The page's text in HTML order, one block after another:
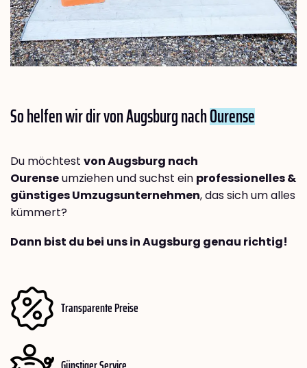
So helfen wir dir von Augsburg nachOurense
Du möchtest von Augsburg nach
Ourenseumziehen und suchst ein professionelles &
günstiges Umzugsunternehmen, das sich um alles
kümmert?
Dann bist du bei uns in Augsburg genau richtig!
Transparente Preise